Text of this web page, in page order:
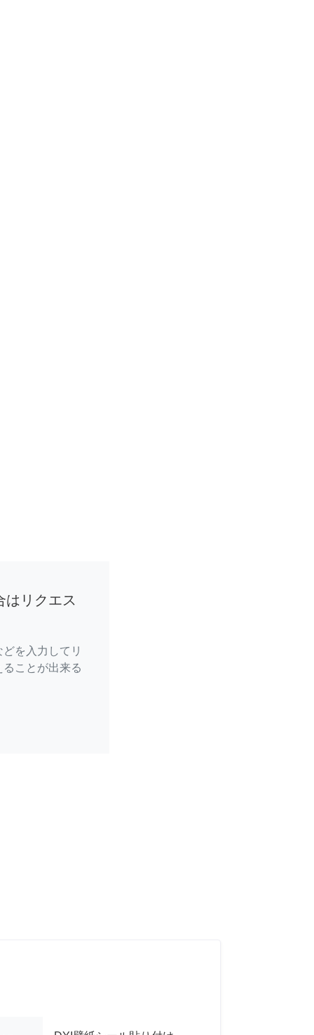
はリクエス
を入力してリ
ことが出来る